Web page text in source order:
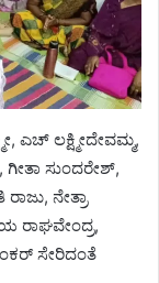
ಎಚ್ ಲಕ್ಷ್ಮೀದೇವಮ್ಮ,
ಗೀತಾ ಸುಂದರೇಶ್,
ನೇತ್ರಾ
ರಾಘವೇಂದ್ರ,
ಸೇರಿದಂತೆ